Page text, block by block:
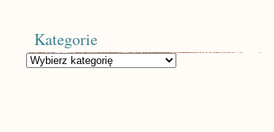
Kategorie
Kategorie